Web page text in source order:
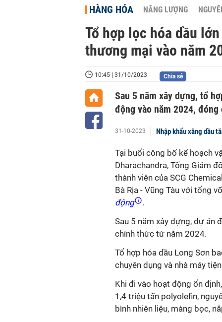
HÀNG HÓA NĂNG LƯỢNG
Tổ hợp lọc hóa dầu
thương mại vào năm
10:45 | 31/10/2023 Chia sẻ
Sau 5 năm xây dựng, tổ
động vào năm 2024,
31-10-2023 Nhập khẩu xăng dầu
Tại buổi công bố kế hoạch
Dharachandra, Tổng Giám
thành viên của SCG
Bà Rịa - Vũng Tàu với tổng
động
.
Sau 5 năm xây dựng, dự án
chính thức từ năm 2024.
Tổ hợp hóa dầu Long Sơn
chuyên dụng và nhà máy
Khi đi vào hoạt động ổn
1,4 triệu tấn polyolefin,
bình nhiên liệu, màng bọc,